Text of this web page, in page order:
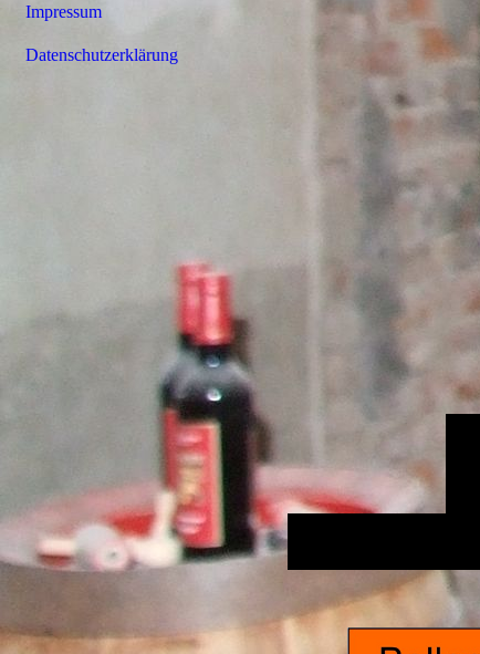
Impressum
Datenschutzerklärung